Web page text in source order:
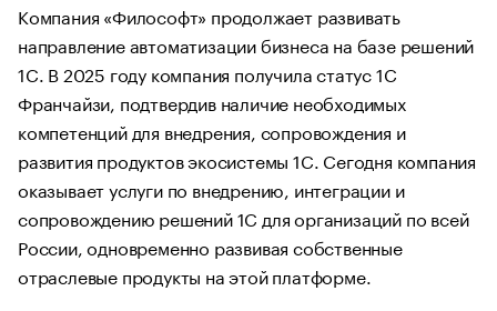
Компания «Философт» продолжает развивать
направление автоматизации бизнеса на базе решений
1С. В 2025 году компания получила статус 1С
Франчайзи, подтвердив наличие необходимых
компетенций для внедрения, сопровождения и
развития продуктов экосистемы 1С. Сегодня компания
оказывает услуги по внедрению, интеграции и
сопровождению решений 1С для организаций по всей
России, одновременно развивая собственные
отраслевые продукты на этой платформе.